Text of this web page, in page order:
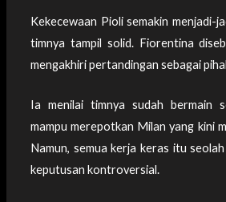
Kekecewaan Pioli semakin menjadi-
timnya tampil solid. Fiorentina
mengakhiri pertandingan sebagai
Ia menilai timnya sudah bermain
mampu merepotkan Milan yang kini
Namun, semua kerja keras itu
keputusan kontroversial.